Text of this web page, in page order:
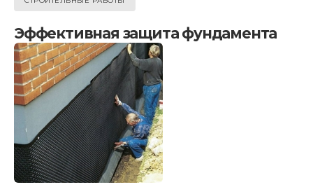
Эффективная защита фундамента